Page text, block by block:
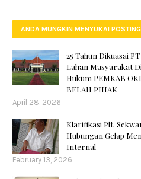
ANDA MUNGKIN MENYUKAI
25 Tahun Dikuasai
Lahan Masyarakat
Hukum PEMKAB
BELAH PIHAK
April 28, 2026
Klarifikasi Plt.
Hubungan Gelap
Internal
February 13, 2026